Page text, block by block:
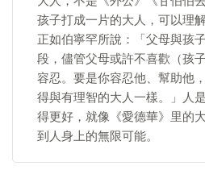
孩子打成一片的大人，可以理
正如伯寧罕所說：「父母與孩
段，儘管父母或許不喜歡（孩
容忍。要是你容忍他、幫助他
得與有理智的大人一樣。」人
得更好，就像《愛德華》里的
到人身上的無限可能。